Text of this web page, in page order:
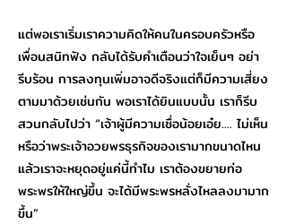
แต่พอเราเริ่มเราความคิดให้คนในครอบครัวหรือ
เพื่อนสนิทฟัง กลับได้รับคำเตือนว่าใจเย็นๆ อย่า
รีบร้อน การลงทุนเพิ่มอาจดีจริงแต่ก็มีความเสี่ยง
ตามมาด้วยเช่นกัน พอเราได้ยินแบบนั้น เราก็รีบ
สวนกลับไปว่า “เจ้าผู้มีความเชื่อน้อยเอ๋ย.... ไม่เห็น
หรือว่าพระเจ้าอวยพรธุรกิจของเรามากขนาดไหน
แล้วเราจะหยุดอยู่แค่นี้ทำไม เราต้องขยายท่อ
พระพรให้ใหญ่ขึ้น จะได้มีพระพรหลั่งไหลลงมามาก
ขึ้น”